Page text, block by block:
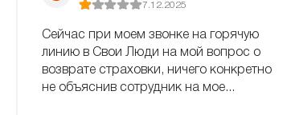
7.12.2025
Сейчас при моем звонке на горячую
линию в Свои Люди на мой вопрос о
возврате страховки, ничего конкретно
не объяснив сотрудник на мое...